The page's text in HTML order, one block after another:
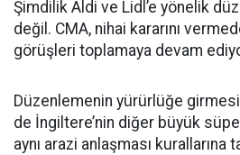
Şimdilik Aldi ve Lidl’e yönelik
değil. CMA, nihai kararını
görüşleri toplamaya devam
Düzenlemenin yürürlüğe
de İngiltere’nin diğer büyük
aynı arazi anlaşması